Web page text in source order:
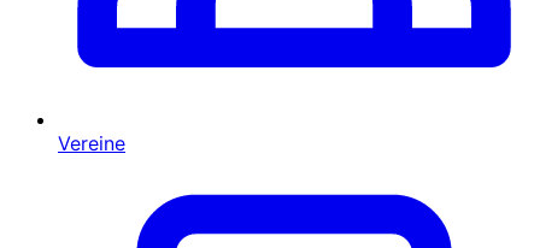
Vereine